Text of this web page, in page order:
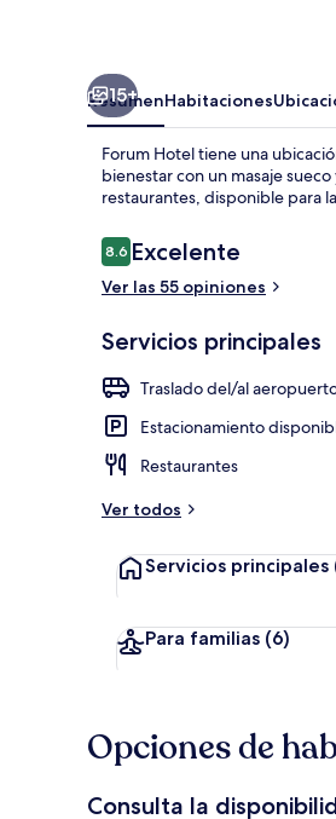
15+
ResumenHabitaciones
Forum Hotel tiene una
bienestar con un masaje
restaurantes, disponible para
Opiniones
8.68.6 de 10,
Excelente
Ver las 55 opiniones
Servicios principales
Traslado del/al
Estacionamiento
Restaurantes
Ver todos
Servicios principales
Para familias (6)
Opciones de
Consulta la